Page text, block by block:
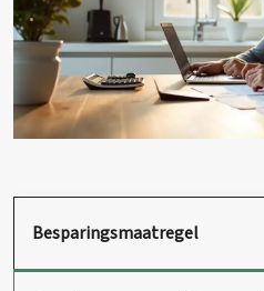
Besparingsmaatregel